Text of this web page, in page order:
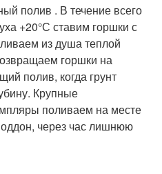
полив . В течение всего
+20°С ставим горшки с
из душа теплой
горшки на
полив, когда грунт
Крупные
поливаем на месте
через час лишнюю